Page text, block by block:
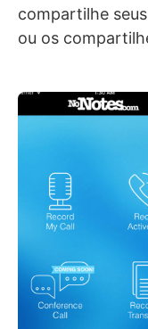
compartilhe
ou os